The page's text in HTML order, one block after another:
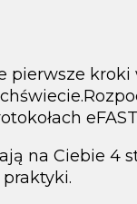
pierwsze
na Ciebie 4
praktyki.